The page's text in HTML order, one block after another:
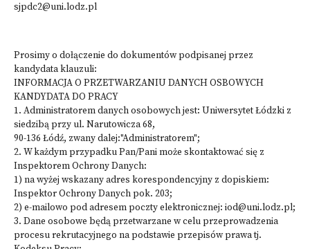
sjpdc2@uni.lodz.pl
Prosimy o dołączenie do dokumentów podpisanej przez
kandydata klauzuli:
INFORMACJA O PRZETWARZANIU DANYCH OSBOWYCH
KANDYDATA DO PRACY
1. Administratorem danych osobowych jest: Uniwersytet Łódzki z
siedzibą przy ul. Narutowicza 68,
90-136 Łódź, zwany dalej:"Administratorem";
2. W każdym przypadku Pan/Pani może skontaktować się z
Inspektorem Ochrony Danych:
1) na wyżej wskazany adres korespondencyjny z dopiskiem:
Inspektor Ochrony Danych pok. 203;
2) e-mailowo pod adresem poczty elektronicznej: iod@uni.lodz.pl;
3. Dane osobowe będą przetwarzane w celu przeprowadzenia
procesu rekrutacyjnego na podstawie przepisów prawa tj.